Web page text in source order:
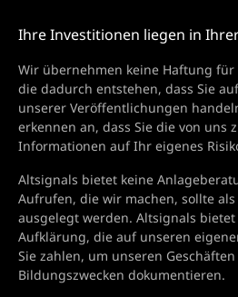
Ihre Investitionen liegen in
Wir übernehmen keine Haftung für
die dadurch entstehen, dass Sie
unserer Veröffentlichungen
erkennen an, dass Sie die von uns
Informationen auf Ihr eigenes
Altsignals bietet keine
Aufrufen, die wir machen, sollte
ausgelegt werden. Altsignals
Aufklärung, die auf unseren
Sie zahlen, um unseren
Bildungszwecken dokumentieren.